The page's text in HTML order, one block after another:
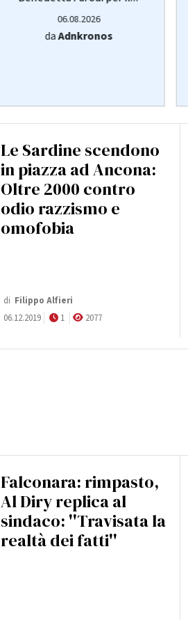
06.08.2026
daAdnkronos
Le Sardine scendono
in piazza ad Ancona:
Oltre 2000 contro
odio razzismo e
omofobia
di Filippo Alfieri
06.12.2019
1 2077
Falconara: rimpasto,
Al Diry replica al
sindaco: ''Travisata la
realtà dei fatti''